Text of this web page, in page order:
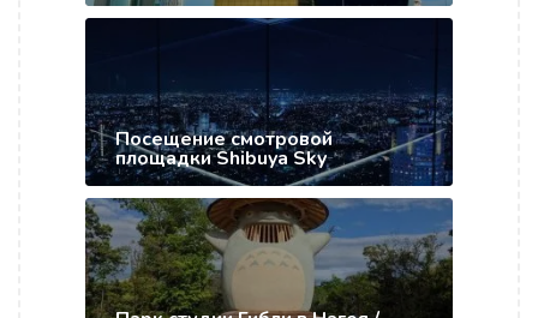
Посещение смотровой
площадки Shibuya Sky